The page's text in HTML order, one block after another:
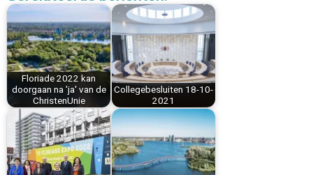
b
o
o
k
r
e
s
t
d
I
n
l
s
A
p
p
n
Floriade 2022 kan
doorgaan na 'ja' van de
ChristenUnie
Collegebesluiten 18-10-
2021